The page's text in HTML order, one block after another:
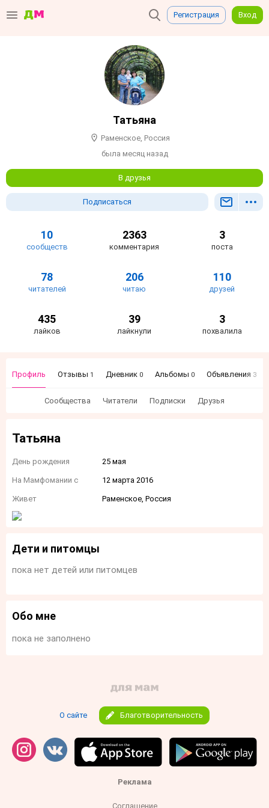
Регистрация Вход
Татьяна
Раменское, Россия
была месяц назад
В друзья
Подписаться
10
сообществ
2363
комментария
3
поста
78
читателей
206
читаю
110
друзей
435
лайков
39
лайкнули
3
похвалила
Профиль Отзывы 1 Дневник 0 Альбомы 0 Объявления 3
Сообщества Читатели Подписки Друзья
Татьяна
День рождения 25 мая
На Мамфомании с 12 марта 2016
Живет Раменское, Россия
Дети и питомцы
пока нет детей или питомцев
Обо мне
пока не заполнено
О сайте Благотворительность
Реклама
Соглашение